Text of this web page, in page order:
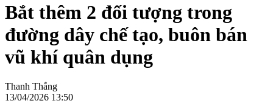
Bắt thêm 2 đối tượng trong
đường dây chế tạo, buôn bán
vũ khí quân dụng
Thanh Thắng
13/04/2026 13:50